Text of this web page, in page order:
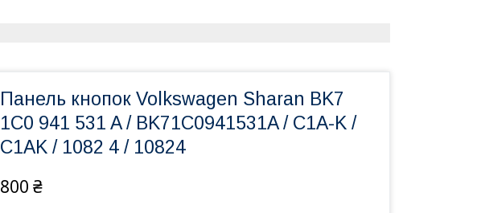
Панель кнопок Volkswagen Sharan BK7
1C0 941 531 A / BK71C0941531A / C1A-K /
C1AK / 1082 4 / 10824
800 ₴